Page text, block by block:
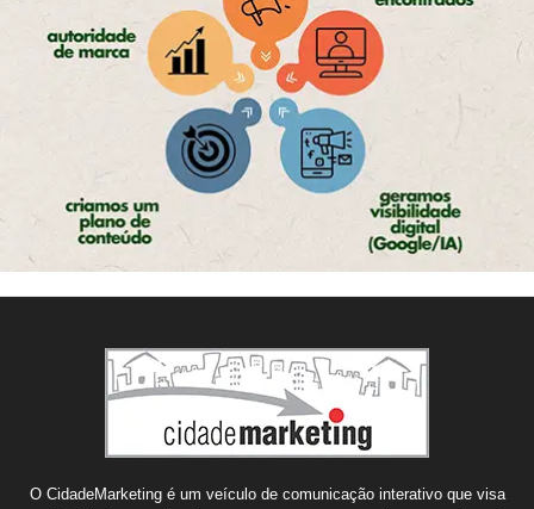
O CidadeMarketing é um veículo de comunicação interativo que visa